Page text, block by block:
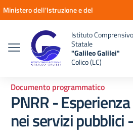
Vai ai contenuti
Vai al menu di navigazione
Vai al footer
Ministero dell'Istruzione e del
Istituto Comprensivo
Statale
"Galileo Galilei"
Colico (LC)
Documento programmatico
PNRR -
nei servizi pubblici